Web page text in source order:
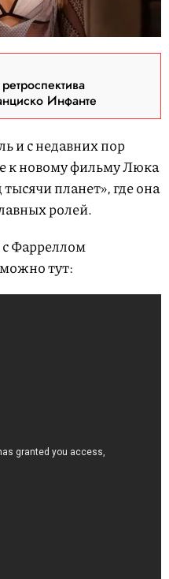
Инфанте
и с недавних пор
к новому фильму Люка
планет», где она
ролей.
с Фарреллом
тут: